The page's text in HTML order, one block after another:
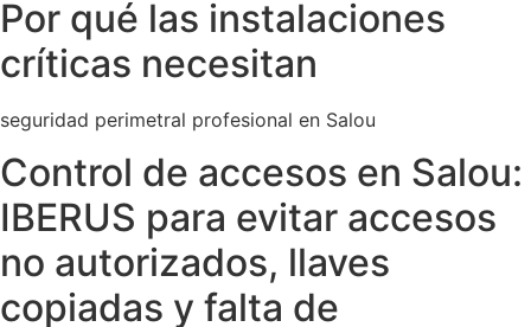
Por qué las instalaciones
críticas necesitan
seguridad perimetral profesional en Salou
Control de accesos en Salou:
IBERUS para evitar accesos
no autorizados, llaves
copiadas y falta de